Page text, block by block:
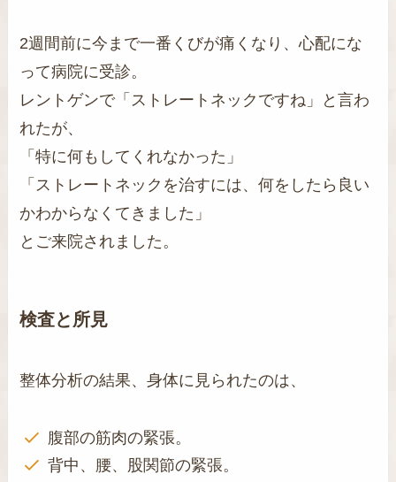
2週間前に今まで一番くびが痛くなり、心配にな
って病院に受診。
レントゲンで「ストレートネックですね」と言わ
れたが、
「特に何もしてくれなかった」
「ストレートネックを治すには、何をしたら良い
かわからなくてきました」
とご来院されました。
検査と所見
整体分析の結果、身体に見られたのは、
腹部の筋肉の緊張。
背中、腰、股関節の緊張。